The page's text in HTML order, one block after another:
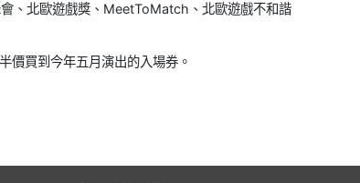
、北歐遊戲獎、MeetToMatch、北歐遊戲不和諧
價買到今年五月演出的入場券。